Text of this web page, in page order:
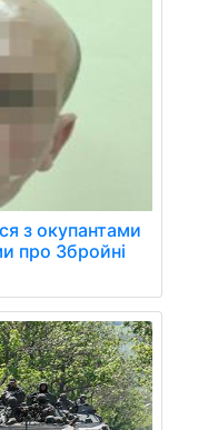
з окупантами
про Збройні